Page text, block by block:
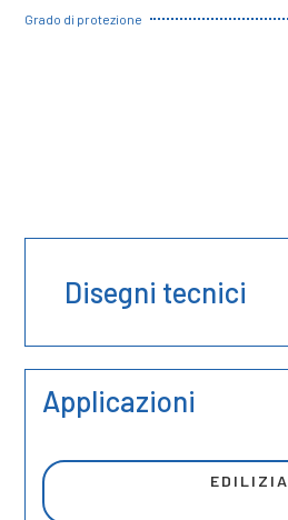
Grado di protezione
Disegni tecnici
Applicazioni
EDILIZIA